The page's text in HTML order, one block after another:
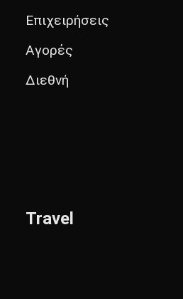
Επιχειρήσεις
Αγορές
Διεθνή
Travel